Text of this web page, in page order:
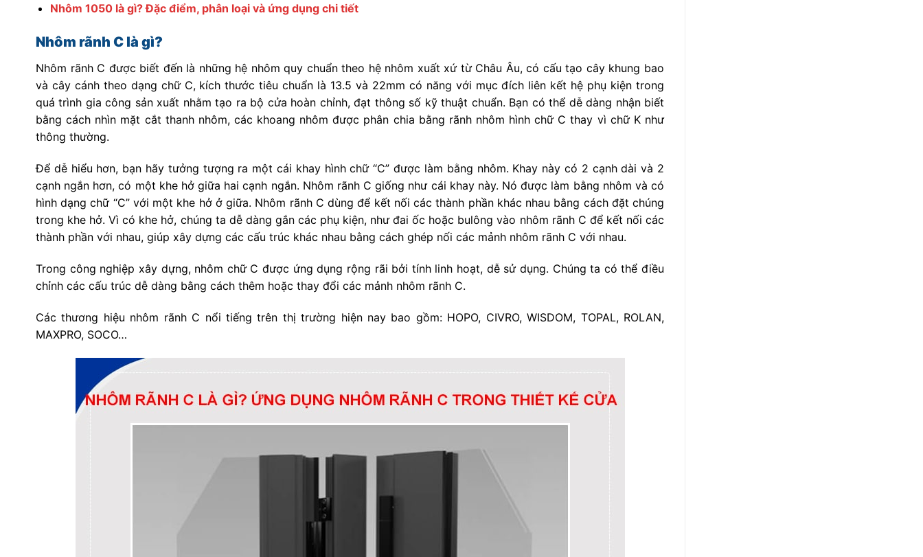
Nhôm 1050 là gì? Đặc điểm, phân loại và ứng dụng chi tiết
Nhôm rãnh C là gì?
Nhôm rãnh C được biết đến là những hệ nhôm quy chuẩn theo hệ nhôm xuất xứ từ Châu Âu, có cấu tạo cây khung bao
và cây cánh theo dạng chữ C, kích thước tiêu chuẩn là 13.5 và 22mm có năng với mục đích liên kết hệ phụ kiện trong
quá trình gia công sản xuất nhằm tạo ra bộ cửa hoàn chỉnh, đạt thông số kỹ thuật chuẩn. Bạn có thể dễ dàng nhận biết
bằng cách nhìn mặt cắt thanh nhôm, các khoang nhôm được phân chia bằng rãnh nhôm hình chữ C thay vì chữ K như
thông thường.
Để dễ hiểu hơn, bạn hãy tưởng tượng ra một cái khay hình chữ “C” được làm bằng nhôm. Khay này có 2 cạnh dài và 2
cạnh ngắn hơn, có một khe hở giữa hai cạnh ngắn. Nhôm rãnh C giống như cái khay này. Nó được làm bằng nhôm và có
hình dạng chữ “C” với một khe hở ở giữa. Nhôm rãnh C dùng để kết nối các thành phần khác nhau bằng cách đặt chúng
trong khe hở. Vì có khe hở, chúng ta dễ dàng gắn các phụ kiện, như đai ốc hoặc bulông vào nhôm rãnh C để kết nối các
thành phần với nhau, giúp xây dựng các cấu trúc khác nhau bằng cách ghép nối các mảnh nhôm rãnh C với nhau.
Trong công nghiệp xây dựng, nhôm chữ C được ứng dụng rộng rãi bởi tính linh hoạt, dễ sử dụng. Chúng ta có thể điều
chỉnh các cấu trúc dễ dàng bằng cách thêm hoặc thay đổi các mảnh nhôm rãnh C.
Các thương hiệu nhôm rãnh C nổi tiếng trên thị trường hiện nay bao gồm: HOPO, CIVRO, WISDOM, TOPAL, ROLAN,
MAXPRO, SOCO…